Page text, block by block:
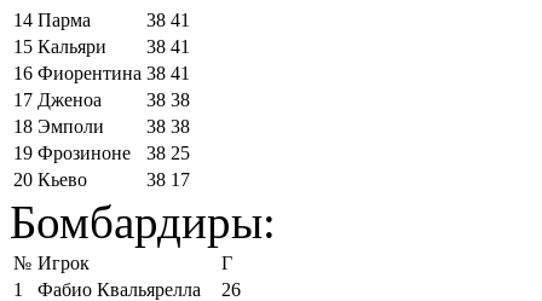
14 Парма 38 41
15 Кальяри 38 41
16 Фиорентина 38 41
17 Дженоа 38 38
18 Эмполи 38 38
19 Фрозиноне 38 25
20 Кьево 38 17
Бомбардиры:
№ Игрок
Г
1
Фабио Квальярелла
26